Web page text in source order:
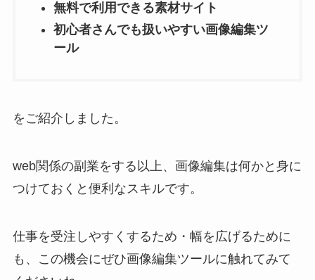
無料で利用できる素材サイト
初心者さんでも扱いやすい画像編集ツ
ール
をご紹介しました。
web関係の副業をする以上、画像編集は何かと身に
つけておくと便利なスキルです。
仕事を受注しやすくするため・幅を広げるために
も、この機会にぜひ画像編集ツールに触れてみて